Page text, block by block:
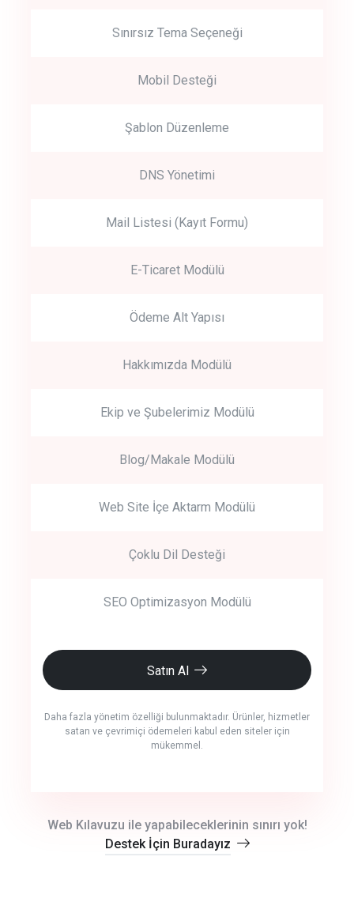
Sınırsız Tema Seçeneği
Mobil Desteği
Şablon Düzenleme
DNS Yönetimi
Mail Listesi (Kayıt Formu)
E-Ticaret Modülü
Ödeme Alt Yapısı
Hakkımızda Modülü
Ekip ve Şubelerimiz Modülü
Blog/Makale Modülü
Web Site İçe Aktarm Modülü
Çoklu Dil Desteği
SEO Optimizasyon Modülü
Satın Al
Daha fazla yönetim özelliği bulunmaktadır. Ürünler, hizmetler
satan ve çevrimiçi ödemeleri kabul eden siteler için
mükemmel.
Web Kılavuzu ile yapabileceklerinin sınırı yok!
Destek İçin Buradayız